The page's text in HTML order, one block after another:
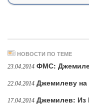
НОВОСТИ ПО ТЕМЕ
23.04.2014 ФМС:
22.04.2014 Джемилеву
17.04.2014 Джемилев: Из